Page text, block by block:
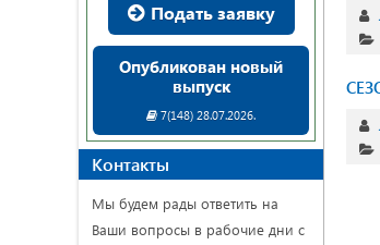
Подать заявку
Опубликован новый
выпуск
7(148) 28.07.2026.
Контакты
Мы будем рады ответить на
Ваши вопросы в рабочие дни с